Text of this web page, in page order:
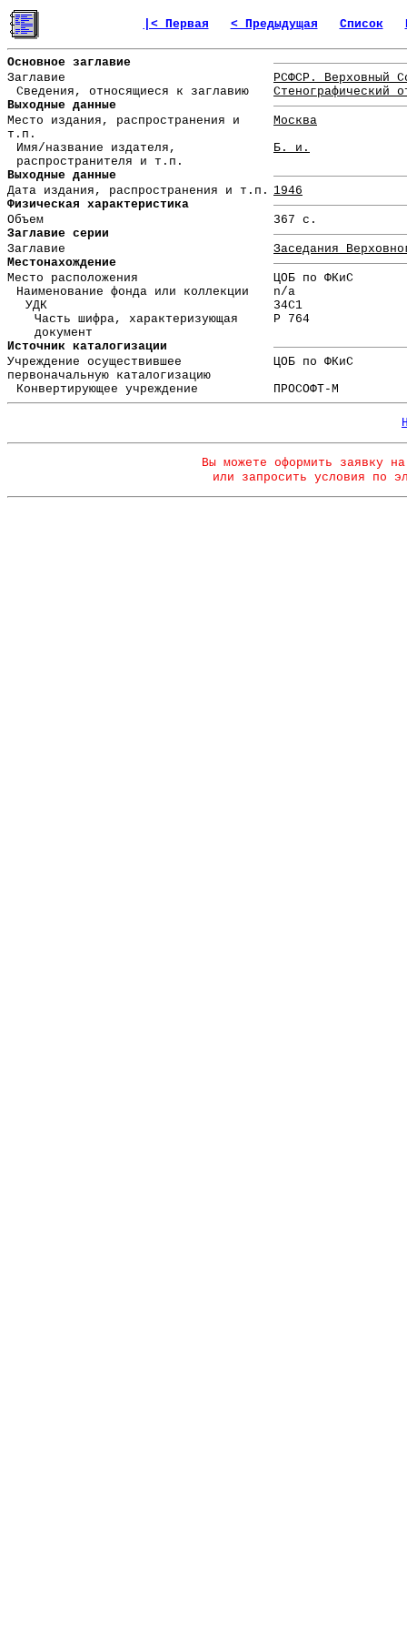
|< Первая < Предыдущая Список
Основное заглавие
Заглавие
РСФСР. Верховный
Сведения, относящиеся к заглавию
Стенографический
Выходные данные
Место издания, распространения и
т.п.
Москва
Имя/название издателя,
распространителя и т.п.
Б. и.
Выходные данные
Дата издания, распространения и т.п. 1946
Физическая характеристика
Объем
367 с.
Заглавие серии
Заглавие
Заседания
Местонахождение
Место расположения
ЦОБ по ФКиС
Наименование фонда или коллекции
n/a
УДК
34С1
Часть шифра, характеризующая
документ
Р 764
Источник каталогизации
Учреждение осуществившее
первоначальную каталогизацию
ЦОБ по ФКиС
Конвертирующее учреждение
ПРОСОФТ-М
Вы можете оформить заявку
или запросить условия по